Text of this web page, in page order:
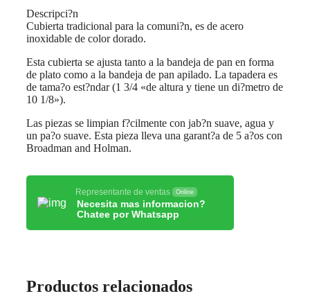
Descripci?n
Cubierta tradicional para la comuni?n, es de acero
inoxidable de color dorado.
Esta cubierta se ajusta tanto a la bandeja de pan en forma
de plato como a la bandeja de pan apilado. La tapadera es
de tama?o est?ndar (1 3/4 «de altura y tiene un di?metro de
10 1/8»).
Las piezas se limpian f?cilmente con jab?n suave, agua y
un pa?o suave. Esta pieza lleva una garant?a de 5 a?os con
Broadman and Holman.
Representante de ventas Online
Necesita mas informacion?
Chatee por Whatsapp
Productos relacionados